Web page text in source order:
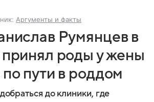
Аргументы и факты
Румянцев в
принял роды у жены
пути в роддом
до клиники, где